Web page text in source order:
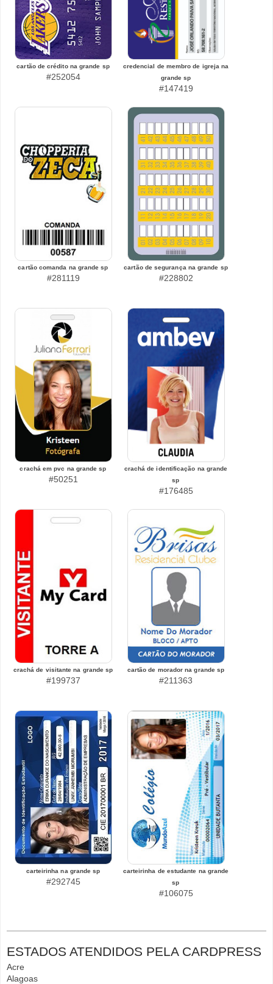
cartão de crédito na grande sp
#252054
credencial de membro de igreja na
grande sp
#147419
cartão comanda na grande sp
#281119
cartão de segurança na grande sp
#228802
crachá em pvc na grande sp
#50251
crachá de identificação na grande
sp
#176485
crachá de visitante na grande sp
#199737
cartão de morador na grande sp
#211363
carteirinha na grande sp
#292745
carteirinha de estudante na grande
sp
#106075
ESTADOS ATENDIDOS PELA CARDPRESS
Acre
Alagoas